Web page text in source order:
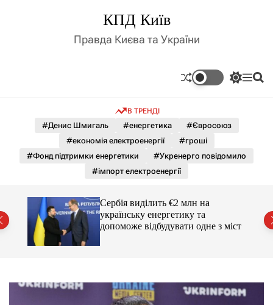
д
КПД Київ
Правда Києва та України
П
м
а
р
р
е
М П
В ТРЕНДІ
#Денис Шмигаль #енергетика
#Євросоюз
#економія електроенергії
#гроші
#Фонд підтримки енергетики
#Укренерго повідомило
#імпорт електроенергії
Сербія виділить €2 млн на
українську енергетику та
допоможе відбудувати одне з міст